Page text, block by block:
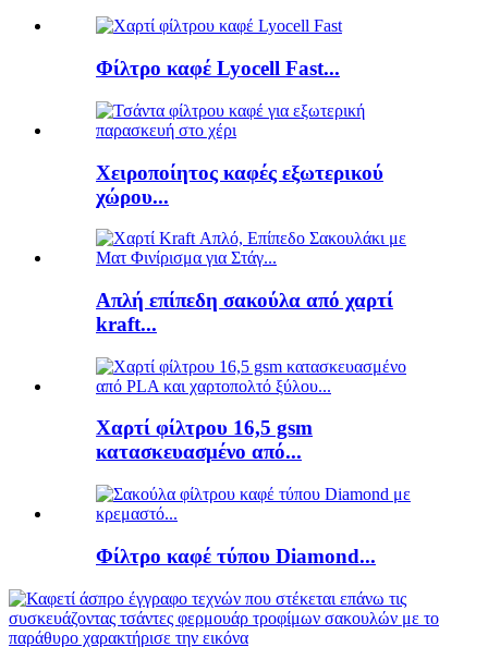
Φίλτρο καφέ Lyocell Fast...
Χειροποίητος καφές εξωτερικού
χώρου...
Απλή επίπεδη σακούλα από χαρτί
kraft...
Χαρτί φίλτρου 16,5 gsm
κατασκευασμένο από...
Φίλτρο καφέ τύπου Diamond...